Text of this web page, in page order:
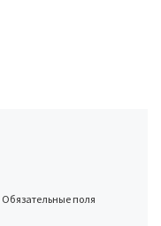
Обязательные поля